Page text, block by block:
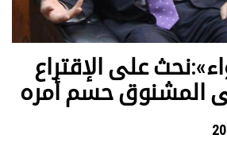
على الإقتراع
المشنوق حسم أمره